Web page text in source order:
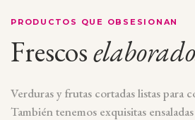
PRODUCTOS QUE OBSESIONAN
Frescos
Verduras y frutas cortadas listas para
También tenemos exquisitas